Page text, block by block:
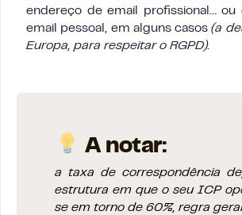
endereço de email profissional… ou
email pessoal, em alguns casos(a
Europa, para respeitar o RGPD).
A notar:
a taxa de correspondência
estrutura em que o seu ICP
se em torno de 60%, regra